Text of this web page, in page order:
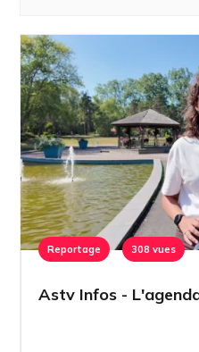
Reportage 308 vues
Astv Infos -